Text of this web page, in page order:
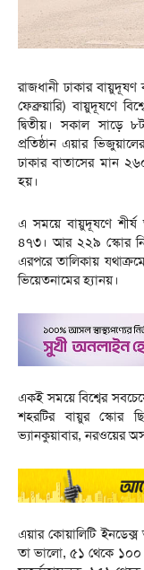
রাজধানী ঢাকার
ফেব্রুয়ারি) বায়ুদূষণে
দ্বিতীয়। সকাল সাড়ে
প্রতিষ্ঠান এয়ার
ঢাকার বাতাসের মান
হয়।
এ সময়ে বায়ুদূষণে শীর্ষ
৪৭৩। আর ২২৯ স্কোর
এরপরে তালিকায়
ভিয়েতনামের হ্যানয়।
একই সময়ে বিশ্বের
শহরটির বায়ুর স্কোর
ভ্যানকুয়াবার, নরওয়ের
এয়ার কোয়ালিটি
তা ভালো, ৫১ থেকে ১০০